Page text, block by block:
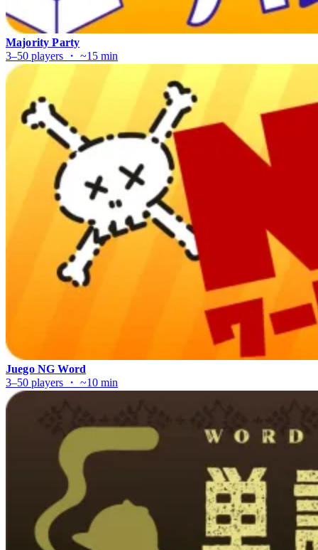
Majority Party
3–50 players ・ ~15 min
Juego NG Word
3–50 players ・ ~10 min